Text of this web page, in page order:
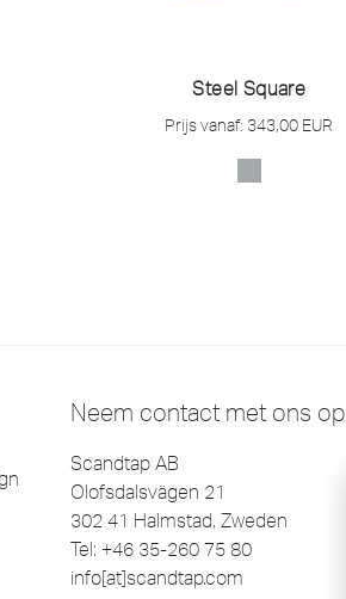
Steel Square
Prijs vanaf: 343,00 EUR
Neem contact met ons op
Scandtap AB
Olofsdalsvägen 21
302 41 Halmstad, Zweden
Tel: +46 35-260 75 80
info[at]scandtap.com